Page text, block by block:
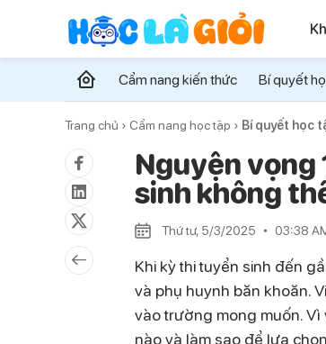
Cẩm nang kiến thức Bí quyết
Trang chủ › Cẩm nang học tập › Bí quyết học
Nguyện vọng
sinh không
Thứ tư, 5/3/2025 03:38
Khi kỳ thi tuyển sinh đến
và phụ huynh băn khoăn.
vào trường mong muốn.
nào và làm sao để lựa